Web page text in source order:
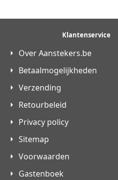
Klantenservice
Over Aanstekers.be
Betaalmogelijkheden
Verzending
Retourbeleid
Privacy policy
Sitemap
Voorwaarden
Gastenboek